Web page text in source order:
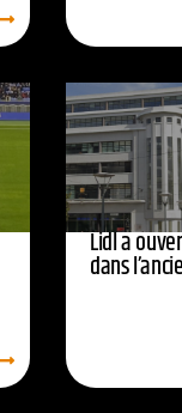
Lidl a
dans